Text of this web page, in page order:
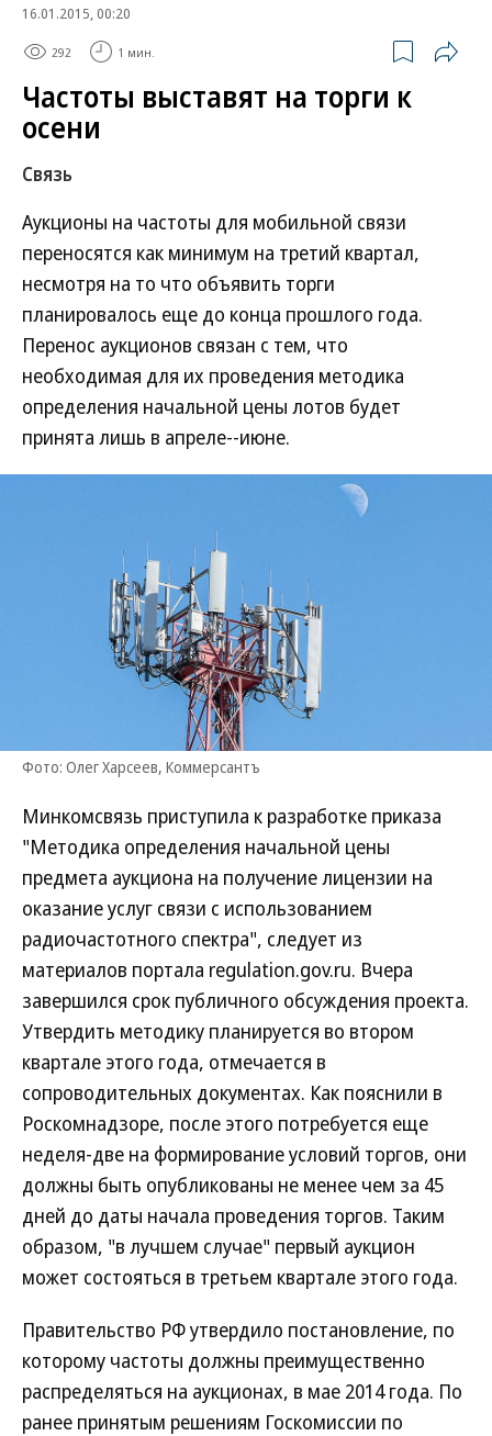
16.01.2015, 00:20
292 1 мин.
Частоты выставят на торги к
осени
Связь
Аукционы на частоты для мобильной связи
переносятся как минимум на третий квартал,
несмотря на то что объявить торги
планировалось еще до конца прошлого года.
Перенос аукционов связан с тем, что
необходимая для их проведения методика
определения начальной цены лотов будет
принята лишь в апреле--июне.
Фото: Олег Харсеев, Коммерсантъ
Минкомсвязь приступила к разработке приказа
"Методика определения начальной цены
предмета аукциона на получение лицензии на
оказание услуг связи с использованием
радиочастотного спектра", следует из
материалов портала regulation.gov.ru. Вчера
завершился срок публичного обсуждения проекта.
Утвердить методику планируется во втором
квартале этого года, отмечается в
сопроводительных документах. Как пояснили в
Роскомнадзоре, после этого потребуется еще
неделя-две на формирование условий торгов, они
должны быть опубликованы не менее чем за 45
дней до даты начала проведения торгов. Таким
образом, "в лучшем случае" первый аукцион
может состояться в третьем квартале этого года.
Правительство РФ утвердило постановление, по
которому частоты должны преимущественно
распределяться на аукционах, в мае 2014 года. По
ранее принятым решениям Госкомиссии по